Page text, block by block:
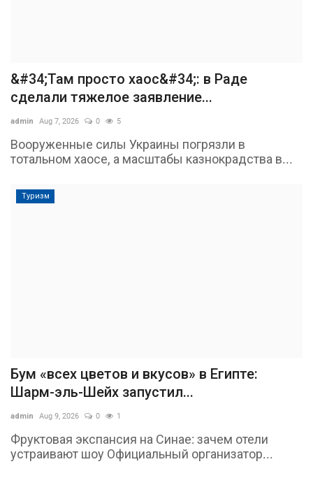
&#34;Там просто хаос&#34;: в Раде
сделали тяжелое заявление...
admin Aug 7, 2026 0 5
Вооруженные силы Украины погрязли в
тотальном хаосе, а масштабы казнокрадства в...
Туризм
Бум «всех цветов и вкусов» в Египте:
Шарм-эль-Шейх запустил...
admin Aug 9, 2026 0 1
Фруктовая экспансия на Синае: зачем отели
устраивают шоу Официальный организатор...